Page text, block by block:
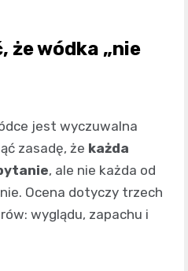
że wódka „nie
jest wyczuwalna
zasadę, że każda
, ale nie każda od
Ocena dotyczy trzech
wyglądu, zapachu i